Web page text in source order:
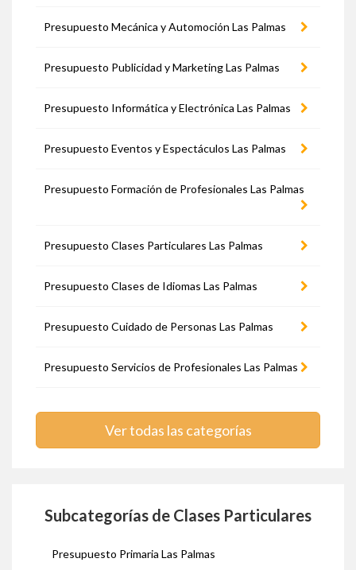
Presupuesto Mecánica y Automoción Las Palmas
Presupuesto Publicidad y Marketing Las Palmas
Presupuesto Informática y Electrónica Las Palmas
Presupuesto Eventos y Espectáculos Las Palmas
Presupuesto Formación de Profesionales Las Palmas
Presupuesto Clases Particulares Las Palmas
Presupuesto Clases de Idiomas Las Palmas
Presupuesto Cuidado de Personas Las Palmas
Presupuesto Servicios de Profesionales Las Palmas
Ver todas las categorías
Subcategorías de Clases Particulares
Presupuesto Primaria Las Palmas